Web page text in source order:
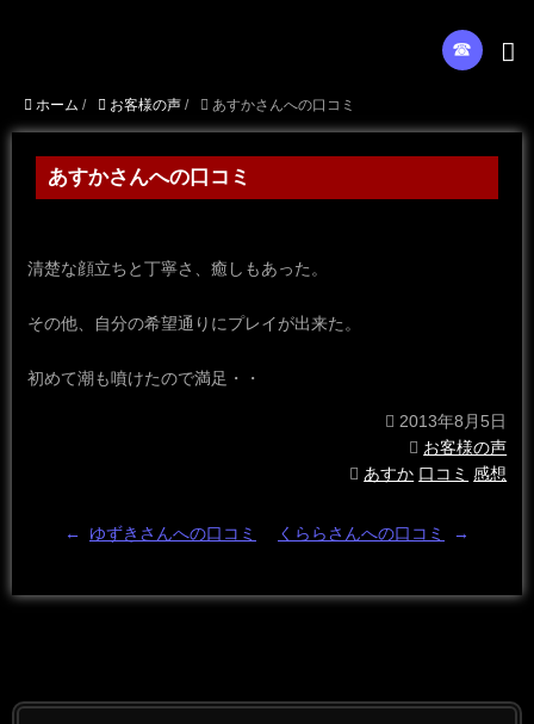
☎︎
ホーム / お客様の声 / あすかさんへの口コミ
あすかさんへの口コミ
清楚な顔立ちと丁寧さ、癒しもあった。
その他、自分の希望通りにプレイが出来た。
初めて潮も噴けたので満足・・
2013年8月5日
お客様の声
あすか 口コミ 感想
← ゆずきさんへの口コミ くららさんへの口コミ →